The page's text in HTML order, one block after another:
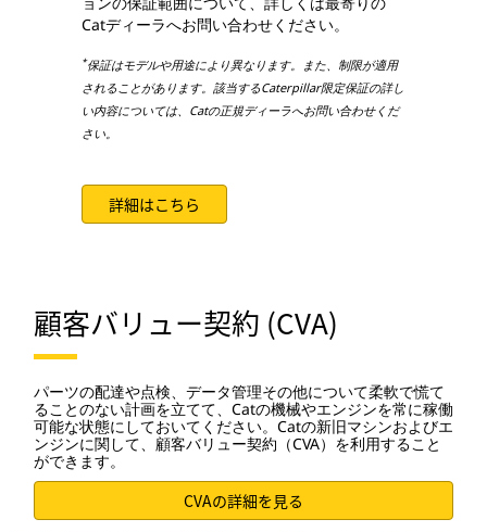
Catディーラへお問い合わせください。
*保証はモデルや用途により異なります。また、制限が適用
されることがあります。該当するCaterpillar限定保証の詳し
い内容については、Catの正規ディーラへお問い合わせくだ
さい。
詳細はこちら
顧客バリュー契約 (CVA)
パーツの配達や点検、データ管理その他について柔軟で慌て
ることのない計画を立てて、Catの機械やエンジンを常に稼働
可能な状態にしておいてください。Catの新旧マシンおよびエ
ンジンに関して、顧客バリュー契約（CVA）を利用すること
ができます。
CVAの詳細を見る